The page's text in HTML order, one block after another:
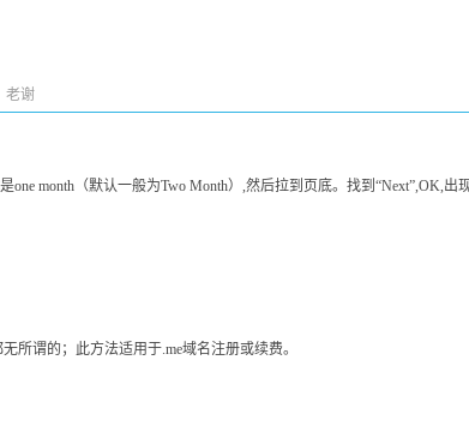
老谢
month（默认一般为Two Month）,然后拉到页底。找到“Next”,OK,
所谓的；此方法适用于.me域名注册或续费。